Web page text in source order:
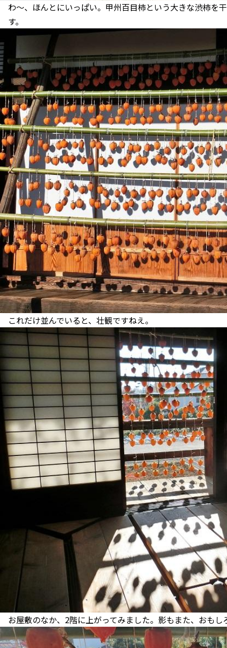
わ～、ほんとにいっぱい。甲州百目柿という大きな渋柿を
す。
これだけ並んでいると、壮観ですねえ。
お屋敷のなか、2階に上がってみました。影もまた、おもし